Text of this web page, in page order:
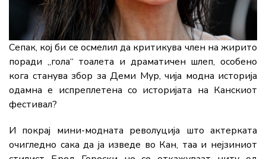
Сепак, кој би се осмелил да критикува член на жирито
поради „гола“ тоалета и драматичен шлеп, особено
кога станува збор за Деми Мур, чија модна историја
одамна е испреплетена со историјата на Канскиот
фестивал?
И покрај мини-модната револуција што актерката
очигледно сака да ја изведе во Кан, таа и нејзиниот